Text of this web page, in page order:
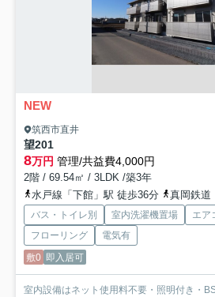
NEW
筑西市直井
望201
8万円 管理/共益費4,000円
2階 / 69.54㎡ / 3LDK /築3年
水戸線「下館」駅 徒歩36分
真岡鉄道
バス・トイレ別 室内洗濯機置場 エア
フローリング
電気有
敷0 即入居可
室内設備はネット使用料不要・照明付き・